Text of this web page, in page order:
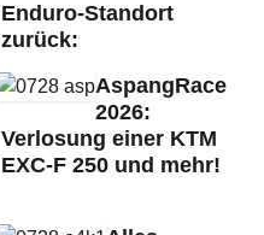
Enduro-Standort
zurück:
AspangRace
2026:
Verlosung einer KTM
EXC-F 250 und mehr!